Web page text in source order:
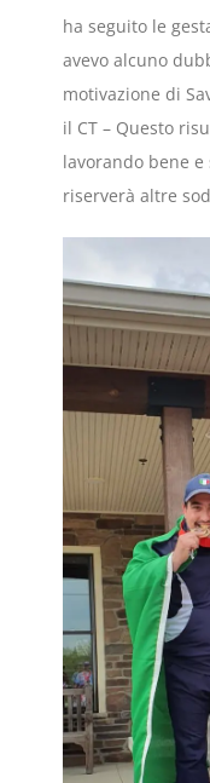
ha seguito le
avevo alcuno
motivazione di
il CT – Questo
lavorando bene
riserverà altre